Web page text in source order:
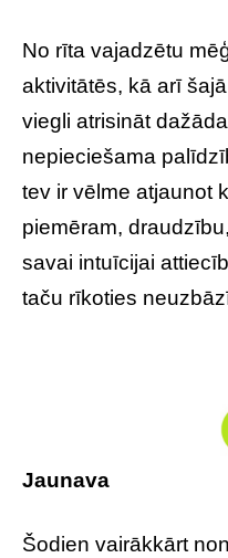
No rīta vajadzētu
aktivitātēs, kā arī
viegli atrisināt
nepieciešama
tev ir vēlme atjaunot
piemēram,
savai intuīcijai
taču rīkoties
Jaunava
Šodien vairākkārt